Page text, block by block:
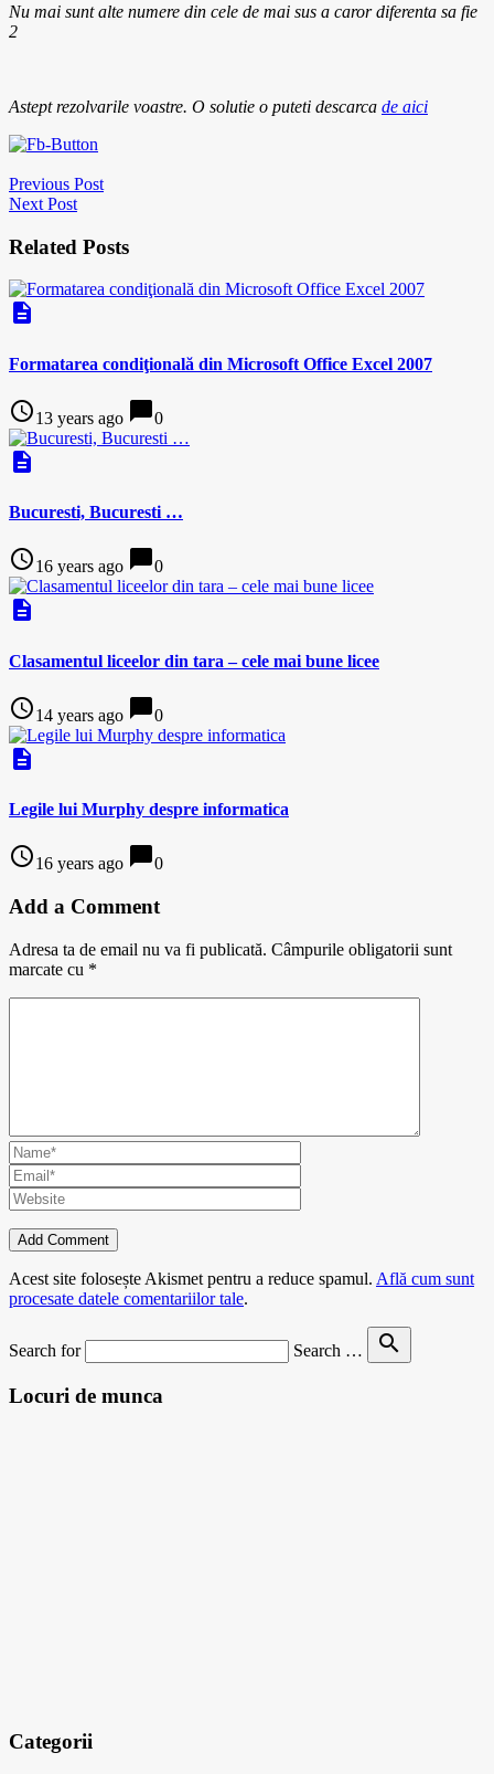
Nu mai sunt alte numere din cele de mai sus a caror diferenta sa fie
2
Astept rezolvarile voastre. O solutie o puteti descarca de aici
Previous Post
Next Post
Related Posts
description
Formatarea condiţională din Microsoft Office Excel 2007
access_time13 years ago chat_bubble0
description
Bucuresti, Bucuresti …
access_time16 years ago chat_bubble0
description
Clasamentul liceelor din tara – cele mai bune licee
access_time14 years ago chat_bubble0
description
Legile lui Murphy despre informatica
access_time16 years ago chat_bubble0
Add a Comment
Adresa ta de email nu va fi publicată. Câmpurile obligatorii sunt
marcate cu *
Acest site folosește Akismet pentru a reduce spamul. Află cum sunt
procesate datele comentariilor tale.
Search for Search … search
Locuri de munca
Categorii